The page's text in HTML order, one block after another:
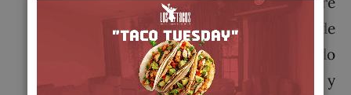
típico de la gastronomía de
múltiples países hecho cociendo
lentamente arroz con leche y